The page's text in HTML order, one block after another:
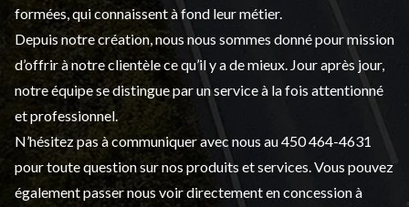
formées, qui connaissent à fond leur métier.
Depuis notre création, nous nous sommes donné pour mission
d’offrir à notre clientèle ce qu’il y a de mieux. Jour après jour,
notre équipe se distingue par un service à la fois attentionné
et professionnel.
N’hésitez pas à communiquer avec nous au450 464-4631
pour toute question sur nos produits et services. Vous pouvez
également passer nous voir directement en concession à